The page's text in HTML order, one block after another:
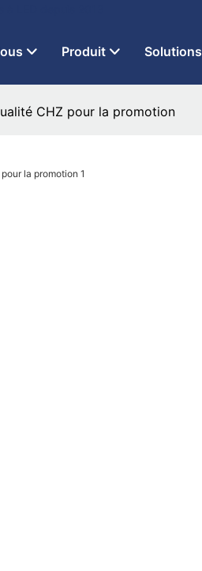
Produit Solutions
CHZ pour la promotion